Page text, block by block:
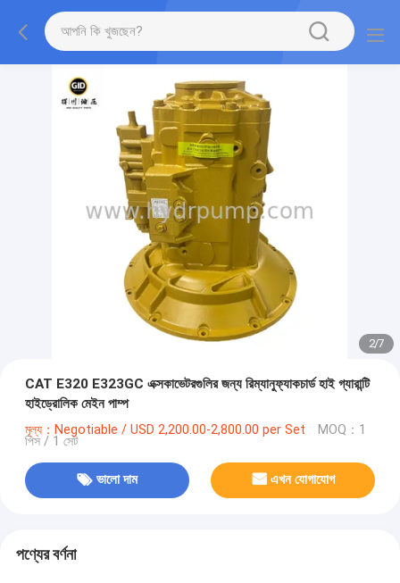
2/7
CAT E320 E323GC এক্সকাভেটরগুলির জন্য রিম্যানুফ্যাকচার্ড হাই গ্যারান্টি
হাইড্রোলিক মেইন পাম্প
মূল্য：Negotiable / USD 2,200.00-2,800.00 per Set MOQ：1
পিস / 1 সেট
ভালো দাম এখন যোগাযোগ
পণ্যের বর্ণনা